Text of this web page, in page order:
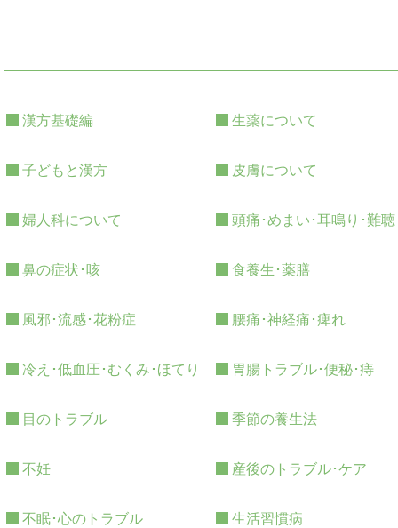
漢方基礎編 生薬について
子どもと漢方 皮膚について
婦人科について 頭痛･めまい･耳鳴り･難聴
鼻の症状･咳 食養生･薬膳
風邪･流感･花粉症 腰痛･神経痛･痺れ
冷え･低血圧･むくみ･ほてり 胃腸トラブル･便秘･痔
目のトラブル 季節の養生法
不妊 産後のトラブル･ケア
不眠･心のトラブル 生活習慣病